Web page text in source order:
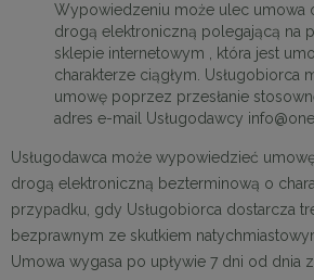
Wypowiedzeniu może ulec umowa
drogą elektroniczną polegającą na
sklepie internetowym , która jest
charakterze ciągłym. Usługobiorca
umowę poprzez przesłanie
adres e-mail Usługodawcy
Usługodawca może wypowiedzieć
drogą elektroniczną bezterminową o
przypadku, gdy Usługobiorca dostarcza
bezprawnym ze skutkiem
Umowa wygasa po upływie 7 dni od dnia